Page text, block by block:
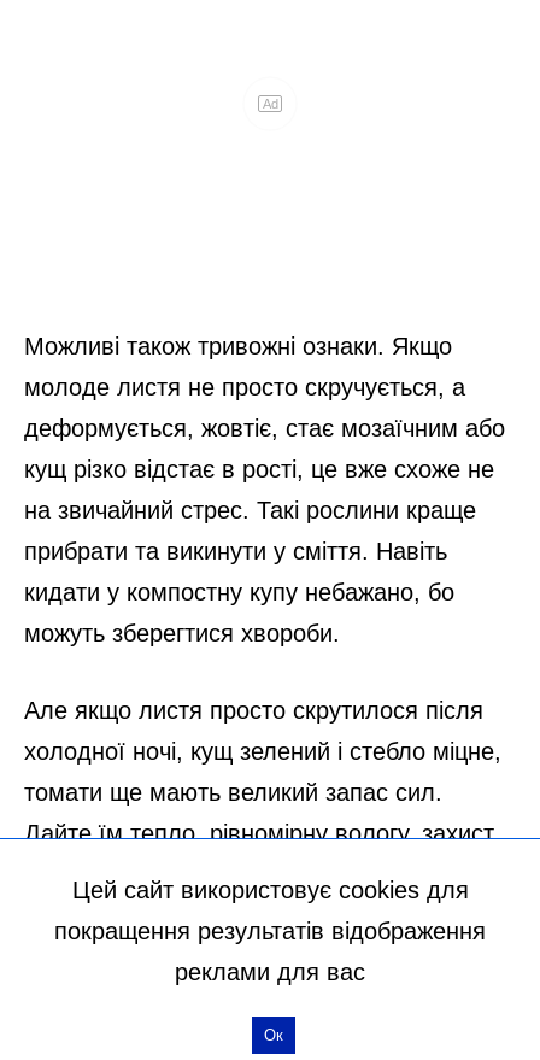
Цей сайт використовує cookies для
покращення результатів відображення
реклами для вас
Ок